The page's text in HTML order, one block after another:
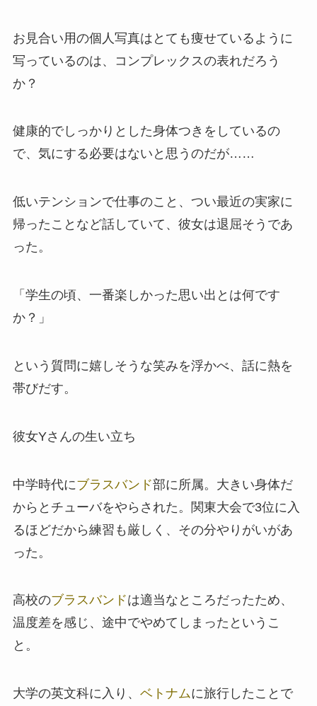
お見合い用の個人写真はとても痩せているように
写っているのは、コンプレックスの表れだろう
か？
健康的でしっかりとした身体つきをしているの
で、気にする必要はないと思うのだが……
低いテンションで仕事のこと、つい最近の実家に
帰ったことなど話していて、彼女は退屈そうであ
った。
「学生の頃、一番楽しかった思い出とは何です
か？」
という質問に嬉しそうな笑みを浮かべ、話に熱を
帯びだす。
彼女Yさんの生い立ち
中学時代にブラスバンド部に所属。大きい身体だ
からとチューバをやらされた。関東大会で3位に入
るほどだから練習も厳しく、その分やりがいがあ
った。
高校のブラスバンドは適当なところだったため、
温度差を感じ、途中でやめてしまったというこ
と。
大学の英文科に入り、 ベトナムに旅行したことで